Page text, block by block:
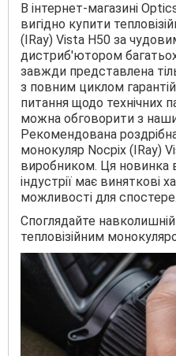
В інтернет-магазині
вигідно купити
(IRay) Vista H50 за
дистриб'ютором
завжди представлена
з повним циклом
питання щодо технічних
можна обговорити з
Рекомендована
монокуляр Nocpix (IRay)
виробником. Ця новинка
індустрії має виняткові
можливості для
Споглядайте
тепловізійним